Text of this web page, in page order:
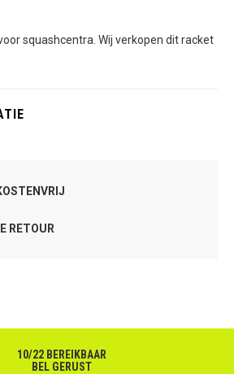
squashcentra. Wij verkopen dit racket
RETOUR
10/22 BEREIKBAAR
BEL GERUST